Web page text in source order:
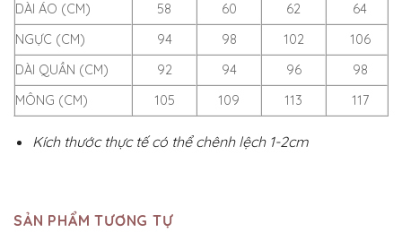
DÀI ÁO (CM)
58 60 62
64
NGỰC (CM)
94 98 102
106
DÀI QUẦN (CM)
92 94 96
98
MÔNG (CM)
105 109 113 117
Kích thước thực tế có thể chênh lệch 1-2cm
SẢN PHẨM TƯƠNG TỰ